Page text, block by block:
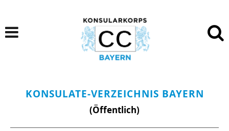
KONSULATE-VERZEICHNIS BAYERN
(Öffentlich)